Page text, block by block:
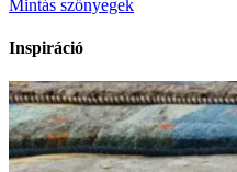
Mintás szőnyegek
Inspiráció